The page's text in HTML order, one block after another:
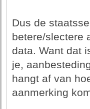
Dus de
betere/slectere
data. Want dat
je,
hangt af van
aanmerking